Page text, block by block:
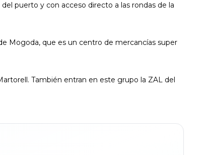
puerto y con acceso directo a las rondas de la
Mogoda, que es un centro de mercancías super
También entran en este grupo la ZAL del